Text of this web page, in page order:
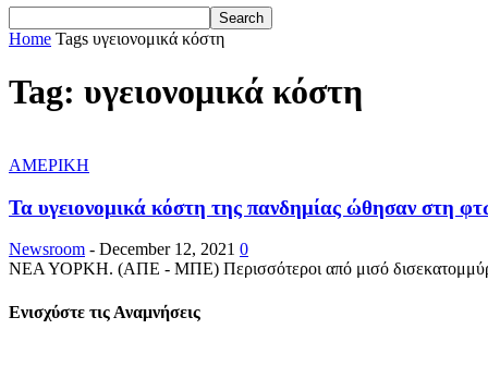
Home Tags υγειονομικά κόστη
Tag: υγειονομικά κόστη
ΑΜΕΡΙΚΗ
Τα υγειονομικά κόστη της πανδημίας ώθησαν στη
Newsroom - December 12, 2021 0
ΝΕΑ ΥΟΡΚΗ. (ΑΠΕ - ΜΠΕ) Περισσότεροι από μισό
Ενισχύστε τις Αναμνήσεις